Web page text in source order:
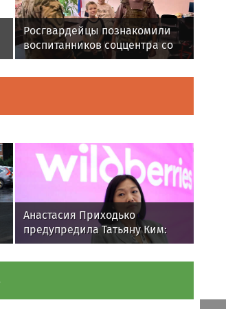
Росгвардейцы познакомили
воспитанников соццентра со
своей службой в рамках акции
«Каникулы с Росгвардией» в
Анастасия Приходько
предупредила Татьяну Ким:
«Пришло время расплаты»